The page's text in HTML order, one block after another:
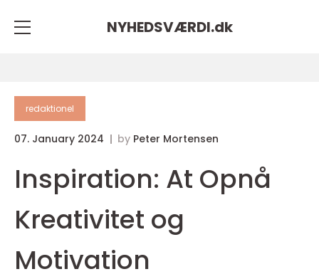
NYHEDSVÆRDI.dk
redaktionel
07. January 2024 by Peter Mortensen
Inspiration: At Opnå
Kreativitet og
Motivation